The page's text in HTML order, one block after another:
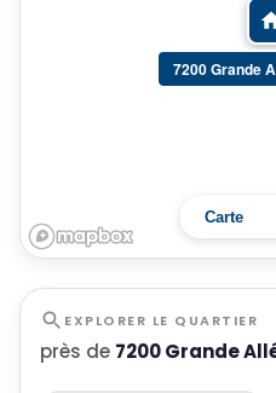
7200 Grande
Carte
EXPLORER LE QUARTIER
près de 7200 Grande